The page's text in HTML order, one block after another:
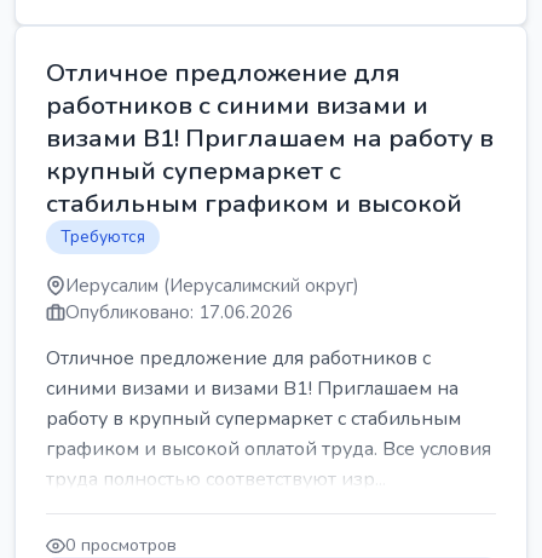
Отличное предложение для
работников с синими визами и
визами B1! Приглашаем на работу в
крупный супермаркет с
стабильным графиком и высокой
Требуются
Иерусалим (Иерусалимский округ)
Опубликовано: 17.06.2026
Отличное предложение для работников с
синими визами и визами B1! Приглашаем на
работу в крупный супермаркет с стабильным
графиком и высокой оплатой труда. Все условия
труда полностью соответствуют изр...
0 просмотров